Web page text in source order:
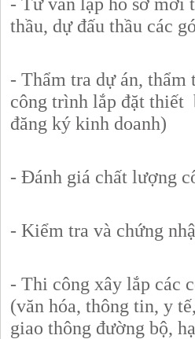
thầu, dự đấu thầu các
- Thẩm tra dự án, thẩm
công trình lắp đặt thiết
đăng ký kinh doanh)
- Đánh giá chất lượng
- Kiểm tra và chứng
- Thi công xây lắp các
(văn hóa, thông tin, y
giao thông đường bộ,